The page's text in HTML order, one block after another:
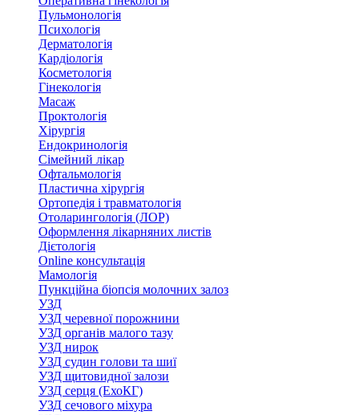
Пульмонологія
Психологія
Дерматологія
Кардіологія
Косметологія
Гінекологія
Масаж
Проктологія
Хірургія
Ендокринологія
Сімейний лікар
Офтальмологія
Пластична хірургія
Ортопедія і травматологія
Отоларингологія (ЛОР)
Оформлення лікарняних листів
Дієтологія
Online консультація
Мамологія
Пункційна біопсія молочних залоз
УЗД
УЗД черевної порожнини
УЗД органів малого тазу
УЗД нирок
УЗД судин голови та шиї
УЗД щитовидної залози
УЗД серця (ЕхоКГ)
УЗД сечового міхура